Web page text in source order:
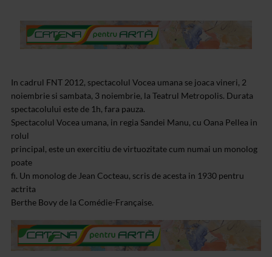
In cadrul FNT 2012, spectacolul Vocea umana se joaca vineri, 2
noiembrie si sambata, 3 noiembrie, la Teatrul Metropolis. Durata
spectacolului este de 1h, fara pauza.
Spectacolul Vocea umana, in regia Sandei Manu, cu Oana Pellea in
rolul
principal, este un exercitiu de virtuozitate cum numai un monolog
poate
fi. Un monolog de Jean Cocteau, scris de acesta in 1930 pentru
actrita
Berthe Bovy de la Comédie-Française.